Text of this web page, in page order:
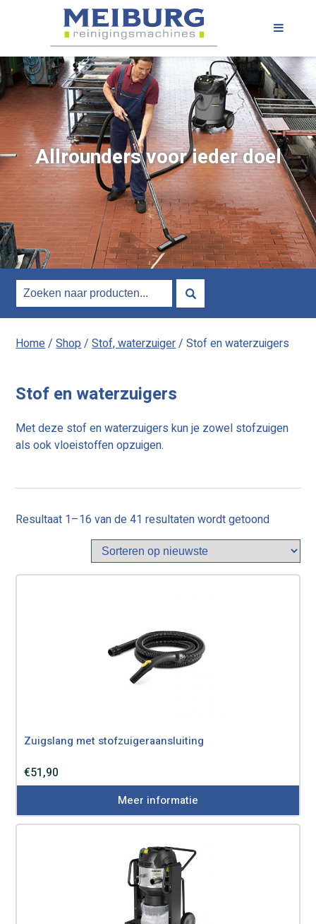
Allrounders voor ieder doel
Home/Shop/Stof, waterzuiger/ Stof en waterzuigers
Stof en waterzuigers
Met deze stof en waterzuigers kun je zowel stofzuigen
als ook vloeistoffen opzuigen.
Resultaat 1–16 van de 41 resultaten wordt getoond
op
nieuwste
Zuigslang met stofzuigeraansluiting
€51,90
Meer informatie